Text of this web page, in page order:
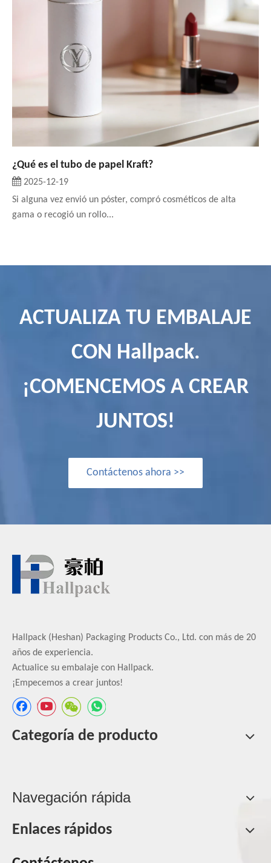
¿Qué es el tubo de papel Kraft?
2025-12-19
Si alguna vez envió un póster, compró cosméticos de alta
gama o recogió un rollo...
ACTUALIZA TU EMBALAJE
CON Hallpack.
¡COMENCEMOS A CREAR
JUNTOS!
Contáctenos ahora >>
Hallpack (Heshan) Packaging Products Co., Ltd. con más de 20
años de experiencia.
Actualice su embalaje con Hallpack.
¡Empecemos a crear juntos!
Categoría de producto
Navegación rápida
Enlaces rápidos